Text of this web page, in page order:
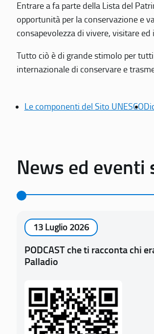
Entrare a fa parte della Lista del
opportunità per la conservazione e
consapevolezza di vivere, visitare
Tutto ciò è di grande stimolo per
internazionale di conservare e
Le componenti del Sito UNESCO
News ed eventi
13 Luglio 2026
PODCAST che ti racconta chi
Palladio